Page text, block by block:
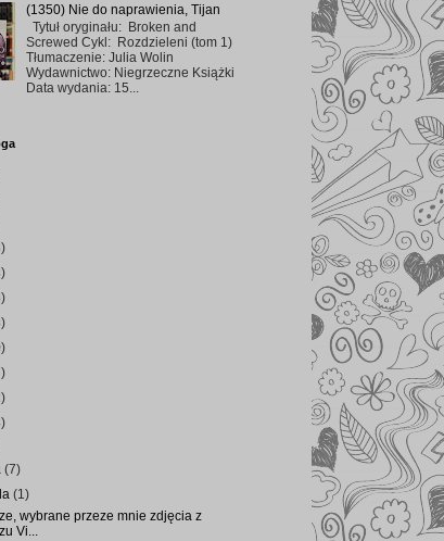
(1350) Nie do naprawienia, Tijan
Tytuł oryginału: Broken and
Screwed Cykl: Rozdzieleni (tom 1)
Tłumaczenie: Julia Wolin
Wydawnictwo: Niegrzeczne Książki
Data wydania: 15...
(7)
(1)
wybrane przeze mnie zdjęcia z
Vi...